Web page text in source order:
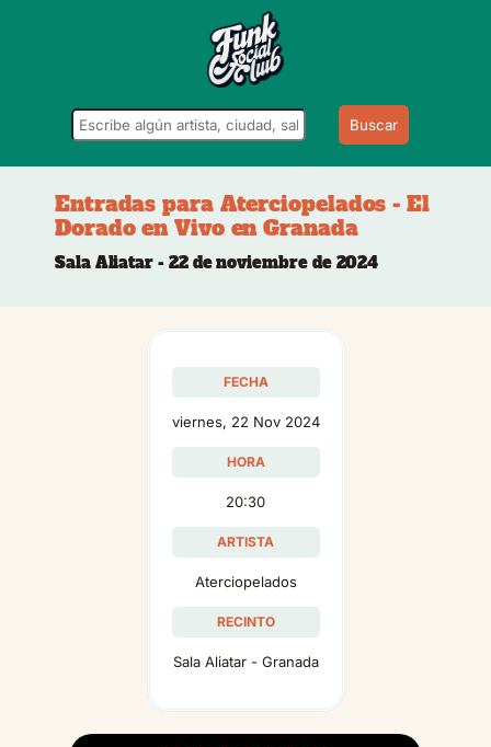
Buscar
Entradas para Aterciopelados - El
Dorado en Vivo en Granada
Sala Aliatar - 22 de noviembre de 2024
FECHA
viernes, 22 Nov 2024
HORA
20:30
ARTISTA
Aterciopelados
RECINTO
Sala Aliatar - Granada